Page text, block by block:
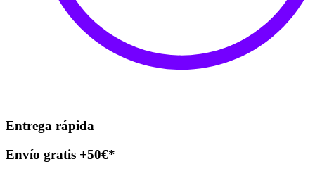
Entrega rápida
Envío gratis +50€*